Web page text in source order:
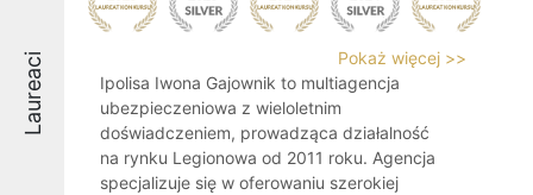
Laureaci
Pokaż więcej >>
Ipolisa Iwona Gajownik to multiagencja
ubezpieczeniowa z wieloletnim
doświadczeniem, prowadząca działalność
na rynku Legionowa od 2011 roku. Agencja
specjalizuje się w oferowaniu szerokiej